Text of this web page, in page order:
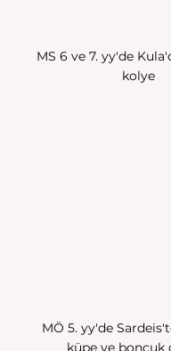
MS 6 ve 7. yy'de
kolye
MÖ 5. yy'de
küpe ve boncuk